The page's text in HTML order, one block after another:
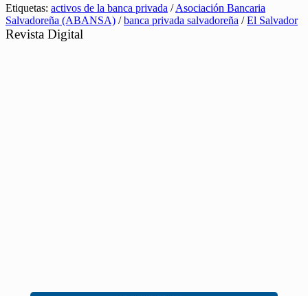
Etiquetas: activos de la banca privada /Asociación Bancaria
Salvadoreña (ABANSA) /banca privada salvadoreña /El Salvador
Revista Digital